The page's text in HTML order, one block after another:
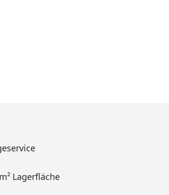
Lagerfläche